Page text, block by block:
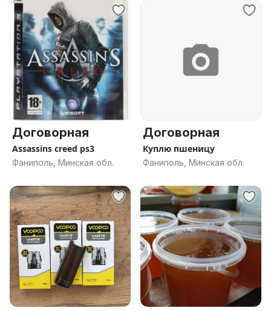
Договорная
Assassins creed ps3
Фаниполь, Минская обл.
Договорная
Куплю пшеницу
Фаниполь, Минская обл.